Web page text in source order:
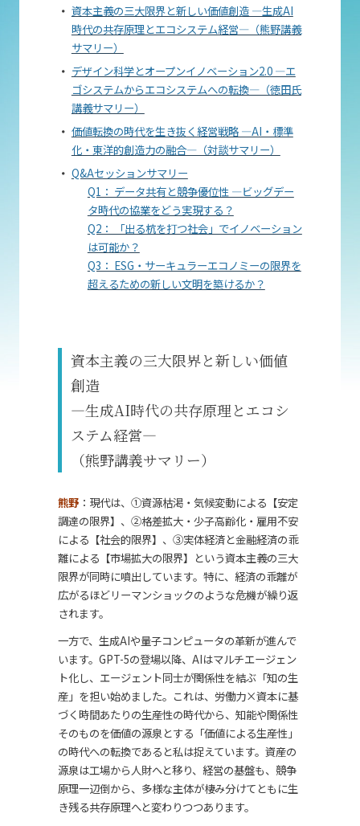
資本主義の三大限界と新しい価値創造 ―生成AI
時代の共存原理とエコシステム経営―（熊野講義
サマリー）
デザイン科学とオープンイノベーション2.0 ―エ
ゴシステムからエコシステムへの転換―（徳田氏
講義サマリー）
価値転換の時代を生き抜く経営戦略 ―AI・標準
化・東洋的創造力の融合―（対談サマリー）
Q&Aセッションサマリー
Q1： データ共有と競争優位性 ―ビッグデー
タ時代の協業をどう実現する？
Q2： 「出る杭を打つ社会」でイノベーション
は可能か？
Q3： ESG・サーキュラーエコノミーの限界を
超えるための新しい文明を築けるか？
資本主義の三大限界と新しい価値
創造
―生成AI時代の共存原理とエコシ
ステム経営―
（熊野講義サマリー）
熊野 ：現代は、①資源枯渇・気候変動による【安定
調達の限界】、②格差拡大・少子高齢化・雇用不安
による【社会的限界】、③実体経済と金融経済の乖
離による【市場拡大の限界】という資本主義の三大
限界が同時に噴出しています。特に、経済の乖離が
広がるほどリーマンショックのような危機が繰り返
されます。
一方で、生成AIや量子コンピュータの革新が進んで
います。GPT-5の登場以降、AIはマルチエージェン
ト化し、エージェント同士が関係性を結ぶ「知の生
産」を担い始めました。これは、労働力×資本に基
づく時間あたりの生産性の時代から、知能や関係性
そのものを価値の源泉とする「価値による生産性」
の時代への転換であると私は捉えています。資産の
源泉は工場から人財へと移り、経営の基盤も、競争
原理一辺倒から、多様な主体が棲み分けてともに生
き残る共存原理へと変わりつつあります。